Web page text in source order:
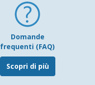
Domande
frequenti (FAQ)
Scopri di più